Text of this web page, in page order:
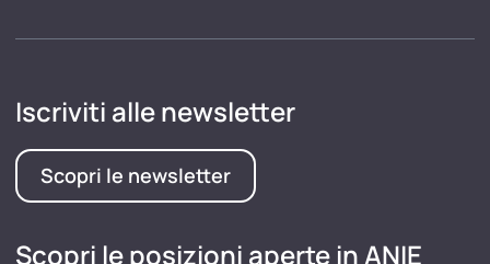
Iscriviti alle newsletter
Scopri le newsletter
Scopri le posizioni aperte in ANIE